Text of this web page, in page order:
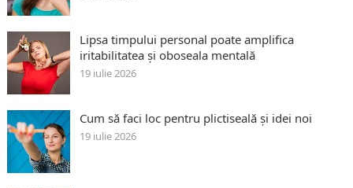
Lipsa timpului personal poate amplifica
iritabilitatea și oboseala mentală
19 iulie 2026
Cum să faci loc pentru plictiseală și idei noi
19 iulie 2026